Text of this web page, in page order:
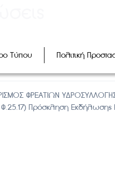
Τύπου Πολιτική
ΦΡΕΑΤΙΩΝ
Πρόσκληση Εκδήλωσης